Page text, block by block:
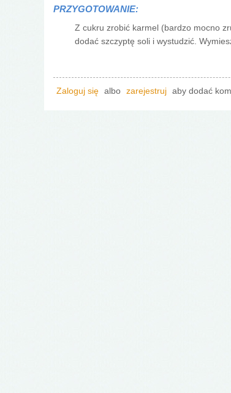
PRZYGOTOWANIE:
Z cukru zrobić karmel (bardzo mocno
dodać szczyptę soli i wystudzić.
Zaloguj się albo zarejestruj aby dodać